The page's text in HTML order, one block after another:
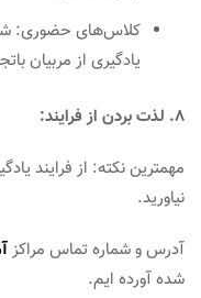
کلاس‌های حضوری:
یادگیری از مربیان
8. لذت بردن از فرایند:
مهمترین نکته: از فرایند
نیاورید.
آدرس و شماره تماس مراکز
شده آورده ایم.